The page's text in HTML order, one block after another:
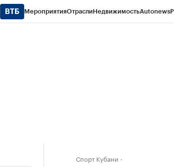
МероприятияОтраслиНедвижимостьAutonews
Спорт Кубани